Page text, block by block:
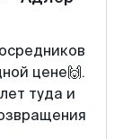
цене🙌.
туда и